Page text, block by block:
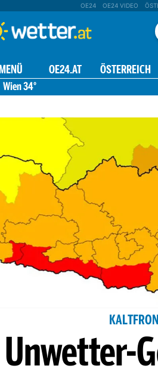
OE24 OE24 VIDEO
MENÜ OE24.AT ÖSTERREICH
Wien34°
Unwetter-